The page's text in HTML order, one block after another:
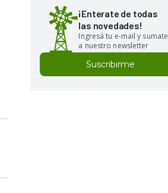
¡Enterate de todas
las novedades!
Ingresá tu e-mail y sumate
a nuestro newsletter
Suscribirme